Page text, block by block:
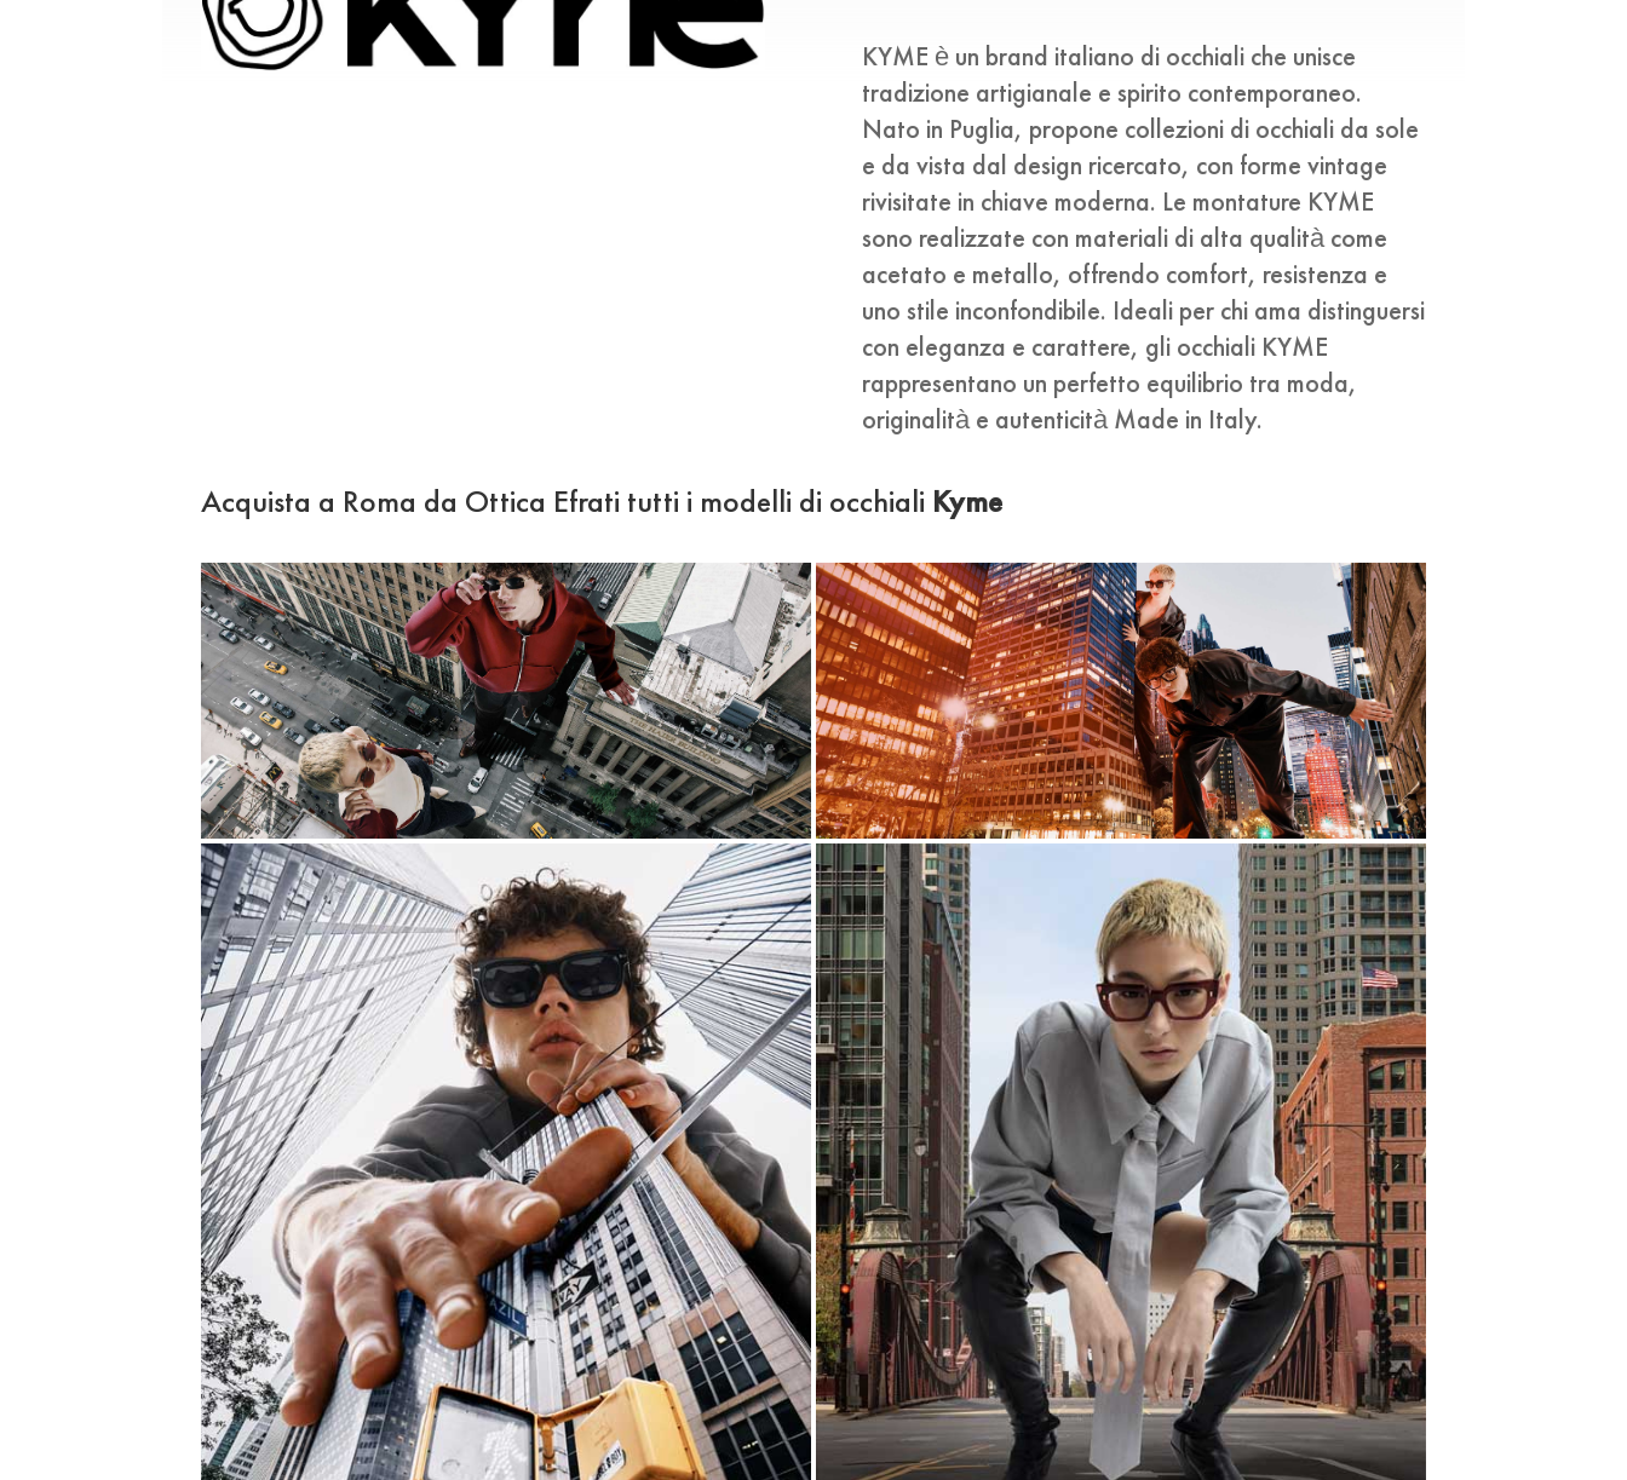
KYME è un brand italiano di occhiali che unisce
tradizione artigianale e spirito contemporaneo.
Nato in Puglia, propone collezioni di occhiali da sole
e da vista dal design ricercato, con forme vintage
rivisitate in chiave moderna. Le montature KYME
sono realizzate con materiali di alta qualità come
acetato e metallo, offrendo comfort, resistenza e
uno stile inconfondibile. Ideali per chi ama distinguersi
con eleganza e carattere, gli occhiali KYME
rappresentano un perfetto equilibrio tra moda,
originalità e autenticità Made in Italy.
Acquista a Roma da Ottica Efrati tutti i modelli di occhiali Kyme